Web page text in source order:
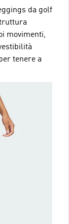
da golf
movimenti,
tenere a